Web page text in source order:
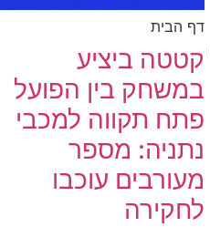
דף הבית
קטטה ביציע
במשחק בין הפועל
פתח תקווה למכבי
נתניה: מספר
מעורבים עוכבו
לחקירה